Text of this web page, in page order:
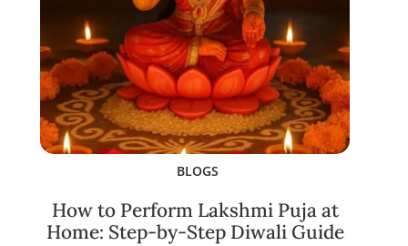
BLOGS
How to Perform Lakshmi Puja at
Home: Step-by-Step Diwali Guide